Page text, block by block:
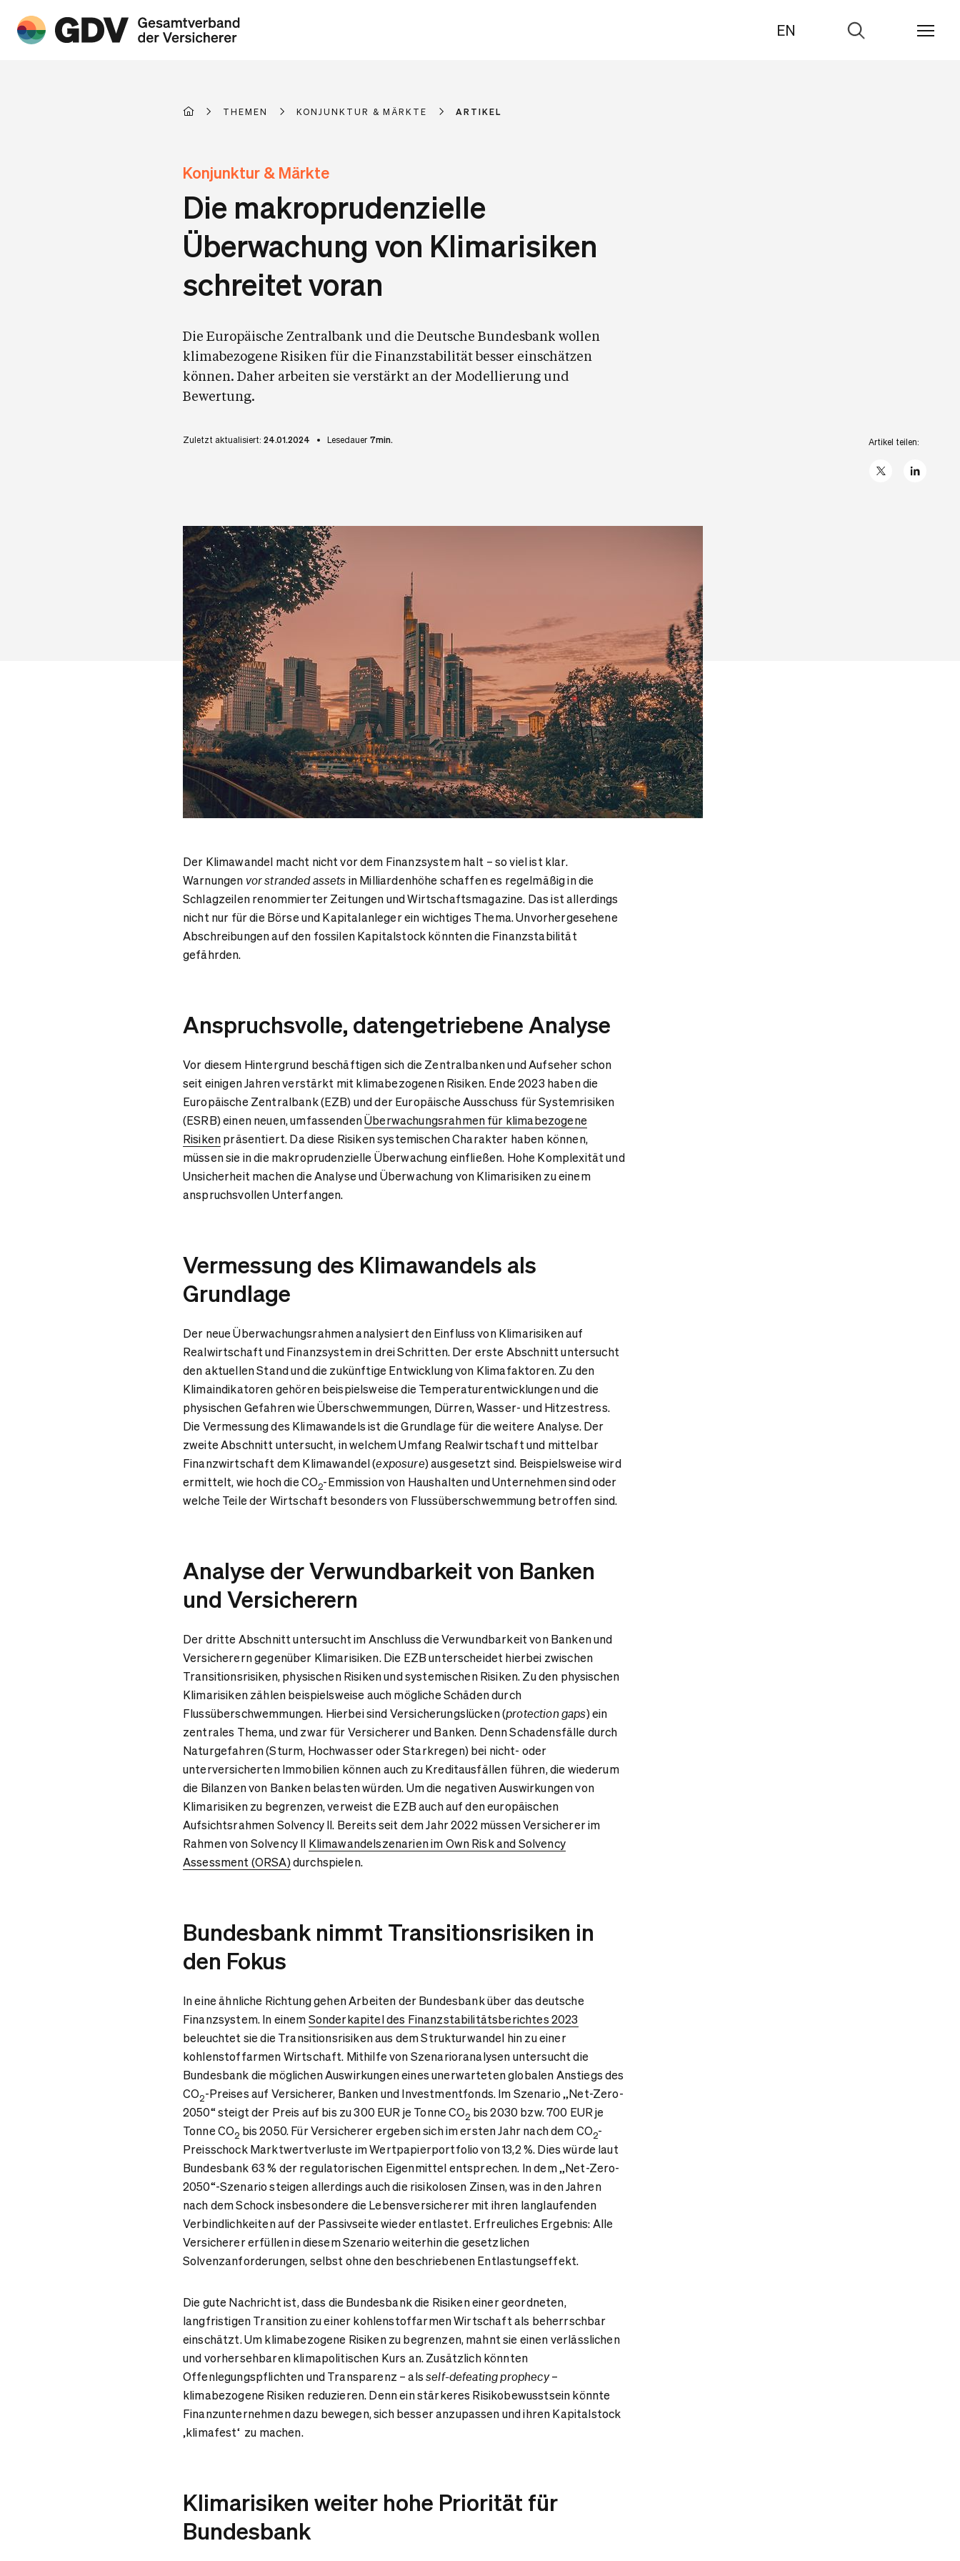
EN
Zur
THEMEN KONJUNKTUR & MÄRKTE ARTIKEL
Konjunktur & Märkte
Die makroprudenzielle
Überwachung von Klimarisiken
schreitet voran
Die Europäische Zentralbank und die Deutsche Bundesbank wollen
klimabezogene Risiken für die Finanzstabilität besser einschätzen
können. Daher arbeiten sie verstärkt an der Modellierung und
Bewertung.
Zuletzt aktualisiert: 24.01.2024 Lesedauer 7min. Artikel teilen:
X linkedIn
Der Klimawandel macht nicht vor dem Finanzsystem halt – so viel ist klar.
Warnungen vor stranded assets in Milliardenhöhe schaffen es regelmäßig in die
Schlagzeilen renommierter Zeitungen und Wirtschaftsmagazine. Das ist allerdings
nicht nur für die Börse und Kapitalanleger ein wichtiges Thema. Unvorhergesehene
Abschreibungen auf den fossilen Kapitalstock könnten die Finanzstabilität
gefährden.
Anspruchsvolle, datengetriebene Analyse
Vor diesem Hintergrund beschäftigen sich die Zentralbanken und Aufseher schon
seit einigen Jahren verstärkt mit klimabezogenen Risiken. Ende 2023 haben die
Europäische Zentralbank (EZB) und der Europäische Ausschuss für Systemrisiken
(ESRB) einen neuen, umfassendenÜberwachungsrahmen für klimabezogene
Risikenpräsentiert. Da diese Risiken systemischen Charakter haben können,
müssen sie in die makroprudenzielle Überwachung einfließen. Hohe Komplexität und
Unsicherheit machen die Analyse und Überwachung von Klimarisiken zu einem
anspruchsvollen Unterfangen.
Vermessung des Klimawandels als
Grundlage
Der neue Überwachungsrahmen analysiert den Einfluss von Klimarisiken auf
Realwirtschaft und Finanzsystem in drei Schritten. Der erste Abschnitt untersucht
den aktuellen Stand und die zukünftige Entwicklung von Klimafaktoren. Zu den
Klimaindikatoren gehören beispielsweise die Temperaturentwicklungen und die
physischen Gefahren wie Überschwemmungen, Dürren, Wasser- und Hitzestress.
Die Vermessung des Klimawandels ist die Grundlage für die weitere Analyse. Der
zweite Abschnitt untersucht, in welchem Umfang Realwirtschaft und mittelbar
Finanzwirtschaft dem Klimawandel (exposure) ausgesetzt sind. Beispielsweise wird
ermittelt, wie hoch die CO2-Emmission von Haushalten und Unternehmen sind oder
welche Teile der Wirtschaft besonders von Flussüberschwemmung betroffen sind.
Analyse der Verwundbarkeit von Banken
und Versicherern
Der dritte Abschnitt untersucht im Anschluss die Verwundbarkeit von Banken und
Versicherern gegenüber Klimarisiken. Die EZB unterscheidet hierbei zwischen
Transitionsrisiken, physischen Risiken und systemischen Risiken. Zu den physischen
Klimarisiken zählen beispielsweise auch mögliche Schäden durch
Flussüberschwemmungen. Hierbei sind Versicherungslücken (protection gaps) ein
zentrales Thema, und zwar für Versicherer und Banken. Denn Schadensfälle durch
Naturgefahren (Sturm, Hochwasser oder Starkregen) bei nicht- oder
unterversicherten Immobilien können auch zu Kreditausfällen führen, die wiederum
die Bilanzen von Banken belasten würden. Um die negativen Auswirkungen von
Klimarisiken zu begrenzen, verweist die EZB auch auf den europäischen
Aufsichtsrahmen Solvency II. Bereits seit dem Jahr 2022 müssen Versicherer im
Rahmen von Solvency II Klimawandelszenarien im Own Risk and Solvency
Assessment (ORSA)durchspielen.
Bundesbank nimmt Transitionsrisiken in
den Fokus
In eine ähnliche Richtung gehen Arbeiten der Bundesbank über das deutsche
Finanzsystem. In einemSonderkapitel des Finanzstabilitätsberichtes 2023
beleuchtet sie die Transitionsrisiken aus dem Strukturwandel hin zu einer
kohlenstoffarmen Wirtschaft. Mithilfe von Szenarioranalysen untersucht die
Bundesbank die möglichen Auswirkungen eines unerwarteten globalen Anstiegs des
CO2-Preises auf Versicherer, Banken und Investmentfonds. Im Szenario „Net-Zero-
2050“ steigt der Preis auf bis zu 300 EUR je Tonne CO2 bis 2030 bzw. 700 EUR je
Tonne CO2 bis 2050. Für Versicherer ergeben sich im ersten Jahr nach dem CO2-
Preisschock Marktwertverluste im Wertpapierportfolio von 13,2 %. Dies würde laut
Bundesbank 63 % der regulatorischen Eigenmittel entsprechen. In dem „Net-Zero-
2050“-Szenario steigen allerdings auch die risikolosen Zinsen, was in den Jahren
nach dem Schock insbesondere die Lebensversicherer mit ihren langlaufenden
Verbindlichkeiten auf der Passivseite wieder entlastet. Erfreuliches Ergebnis: Alle
Versicherer erfüllen in diesem Szenario weiterhin die gesetzlichen
Solvenzanforderungen, selbst ohne den beschriebenen Entlastungseffekt.
Die gute Nachricht ist, dass die Bundesbank die Risiken einer geordneten,
langfristigen Transition zu einer kohlenstoffarmen Wirtschaft als beherrschbar
einschätzt. Um klimabezogene Risiken zu begrenzen, mahnt sie einen verlässlichen
und vorhersehbaren klimapolitischen Kurs an. Zusätzlich könnten
Offenlegungspflichten und Transparenz – alsself-defeating prophecy–
klimabezogene Risiken reduzieren. Denn ein stärkeres Risikobewusstsein könnte
Finanzunternehmen dazu bewegen, sich besser anzupassen und ihren Kapitalstock
‚klimafest‘ zu machen.
Klimarisiken weiter hohe Priorität für
Bundesbank